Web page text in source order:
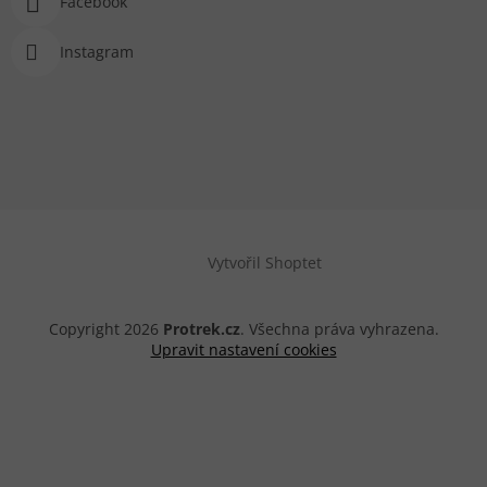
Instagram
Vytvořil Shoptet
Copyright 2026 Protrek.cz. Všechna práva vyhrazena.
Upravit nastavení cookies